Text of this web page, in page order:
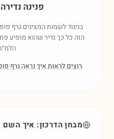
פנינה
בניגוד לשמות המציגים גרף
רוצים לראות איך נראה גרף
מבחן הדרכון: איך השם